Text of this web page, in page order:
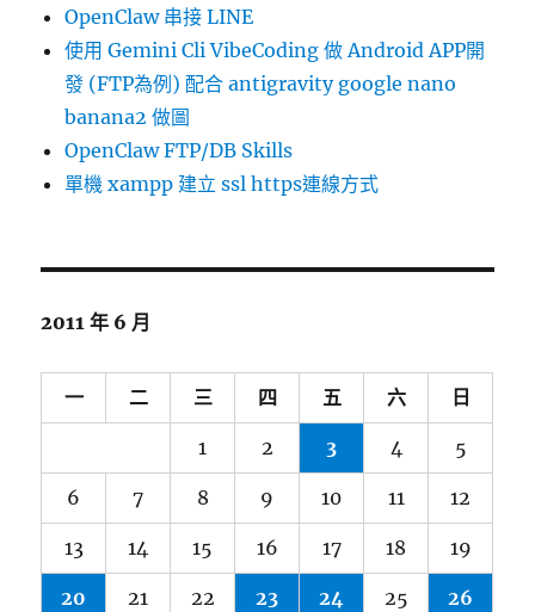
OpenClaw 串接 LINE
使用 Gemini Cli VibeCoding 做 Android APP開
發 (FTP為例) 配合 antigravity google nano
banana2 做圖
OpenClaw FTP/DB Skills
單機 xampp 建立 ssl https連線方式
2011 年 6 月
一 二 三 四 五 六 日
1 2 3 4 5
6 7 8 9 10 11 12
13 14 15 16 17 18 19
20 21 22 23 24 25 26